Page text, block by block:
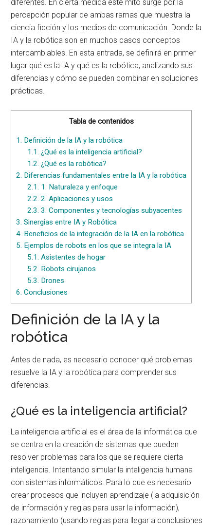
diferentes. En cierta medida este mito surge por la
percepción popular de ambas ramas que muestra la
ciencia ficción y los medios de comunicación. Donde la
IA y la robótica son en muchos casos conceptos
intercambiables. En esta entrada, se definirá en primer
lugar qué es la IA y qué es la robótica, analizando sus
diferencias y cómo se pueden combinar en soluciones
prácticas.
Tabla de contenidos
1. Definición de la IA y la robótica
1.1. ¿Qué es la inteligencia artificial?
1.2. ¿Qué es la robótica?
2. Diferencias fundamentales entre la IA y la robótica
2.1. 1. Naturaleza y enfoque
2.2. 2. Aplicaciones y usos
2.3. 3. Componentes y tecnologías subyacentes
3. Sinergias entre IA y Robótica
4. Beneficios de la integración de la IA en la robótica
5. Ejemplos de robots en los que se integra la IA
5.1. Asistentes de hogar
5.2. Robots cirujanos
5.3. Drones
6. Conclusiones
Definición de la IA y la
robótica
Antes de nada, es necesario conocer qué problemas
resuelve la IA y la robótica para comprender sus
diferencias.
¿Qué es la inteligencia artificial?
La inteligencia artificial es el área de la informática que
se centra en la creación de sistemas que pueden
resolver problemas para los que se requiere cierta
inteligencia. Intentando simular la inteligencia humana
con sistemas informáticos. Para lo que es necesario
crear procesos que incluyen aprendizaje (la adquisición
de información y reglas para usar la información),
razonamiento (usando reglas para llegar a conclusiones